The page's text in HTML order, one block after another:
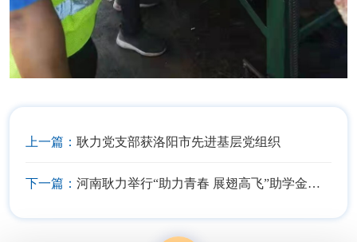
上一篇： 耿力党支部获洛阳市先进基层党组织
下一篇： 河南耿力举行“助力青春 展翅高飞”助学金发放仪式